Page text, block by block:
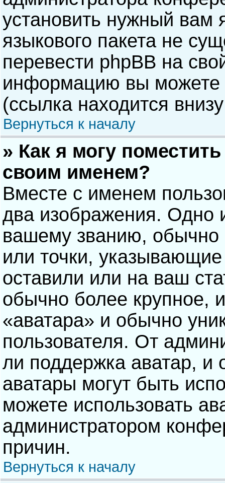
установить нужный вам
языкового пакета не
перевести phpBB на
информацию вы можете
(ссылка находится
Вернуться к началу
» Как я могу
своим именем?
Вместе с именем
два изображения. Одно
вашему званию, обычно
или точки,
оставили или на ваш
обычно более крупное,
«аватара» и обычно
пользователя. От
ли поддержка аватар, и
аватары могут быть
можете использовать
администратором
причин.
Вернуться к началу